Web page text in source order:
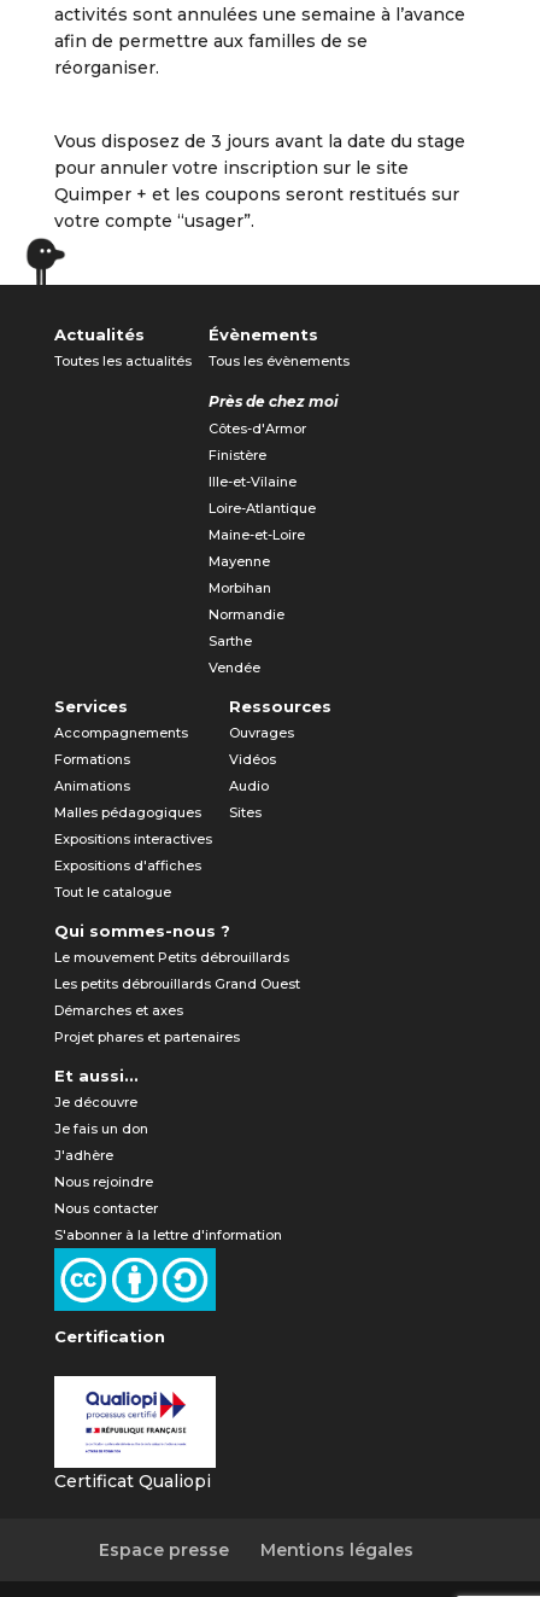
activités sont annulées une semaine à l’avance
afin de permettre aux familles de se
réorganiser.
Vous disposez de 3 jours avant la date du stage
pour annuler votre inscription sur le site
Quimper + et les coupons seront restitués sur
votre compte “usager”.
Actualités
Toutes les actualités
Évènements
Tous les évènements
Près de chez moi
Côtes-d'Armor
Finistère
Ille-et-Vilaine
Loire-Atlantique
Maine-et-Loire
Mayenne
Morbihan
Normandie
Sarthe
Vendée
Services
Accompagnements
Formations
Animations
Malles pédagogiques
Expositions interactives
Expositions d'affiches
Tout le catalogue
Ressources
Ouvrages
Vidéos
Audio
Sites
Qui sommes-nous ?
Le mouvement Petits débrouillards
Les petits débrouillards Grand Ouest
Démarches et axes
Projet phares et partenaires
Et aussi...
Je découvre
Je fais un don
J'adhère
Nous rejoindre
Nous contacter
S'abonner à la lettre d'information
Certification
Certificat Qualiopi
Espace presse Mentions légales